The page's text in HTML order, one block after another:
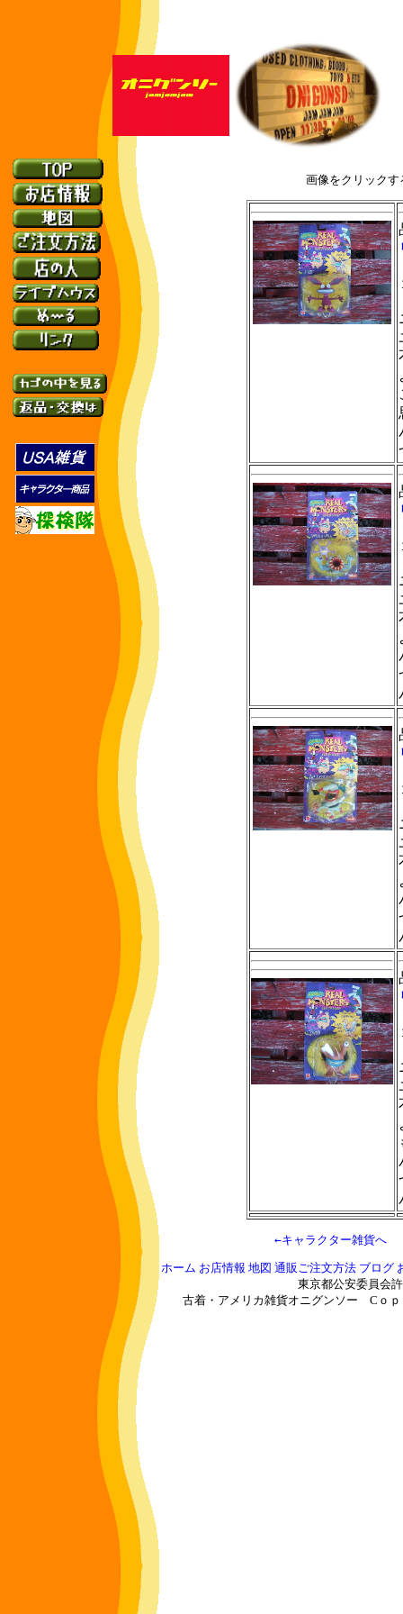
画像をクリックす
←キャラクター雑
ホーム お店情報 地図 通販ご注文方法 ブログ
東京都公安委員会
古着・アメリカ雑貨オニグンソー Cｏｐ